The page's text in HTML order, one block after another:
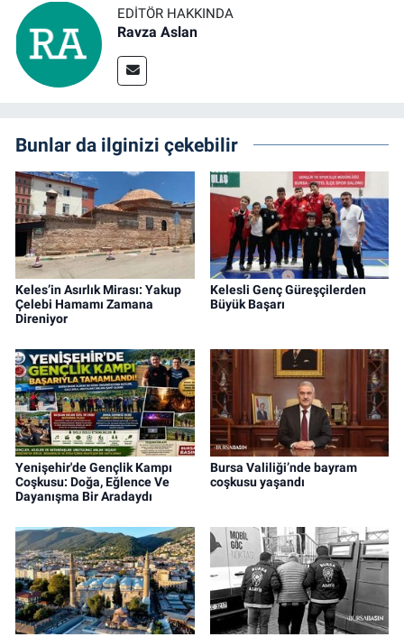
EDITÖR HAKKINDA
Ravza Aslan
Bunlar da ilginizi çekebilir
Keles’in Asırlık Mirası: Yakup
Çelebi Hamamı Zamana
Direniyor
Kelesli Genç Güreşçilerden
Büyük Başarı
Yenişehir'de Gençlik Kampı
Coşkusu: Doğa, Eğlence Ve
Dayanışma Bir Aradaydı
Bursa Valiliği’nde bayram
coşkusu yaşandı